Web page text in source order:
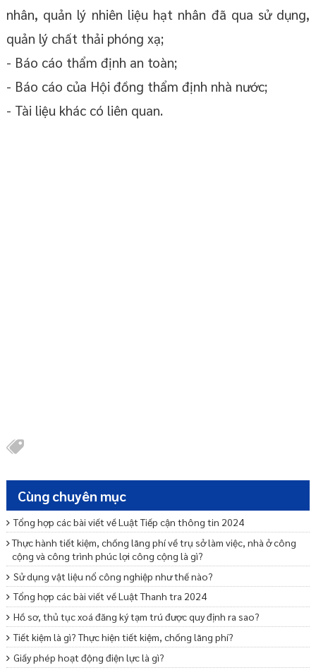
nhân, quản lý nhiên liệu hạt nhân đã qua sử dụng,
quản lý chất thải phóng xạ;
- Báo cáo thẩm định an toàn;
- Báo cáo của Hội đồng thẩm định nhà nước;
- Tài liệu khác có liên quan.
Cùng chuyên mục
Tổng hợp các bài viết về Luật Tiếp cận thông tin 2024
Thực hành tiết kiệm, chống lãng phí về trụ sở làm việc, nhà ở công
cộng và công trình phúc lợi công cộng là gì?
Sử dụng vật liệu nổ công nghiệp như thế nào?
Tổng hợp các bài viết về Luật Thanh tra 2024
Hồ sơ, thủ tục xoá đăng ký tạm trú được quy định ra sao?
Tiết kiệm là gì? Thực hiện tiết kiệm, chống lãng phí?
Giấy phép hoạt động điện lực là gì?